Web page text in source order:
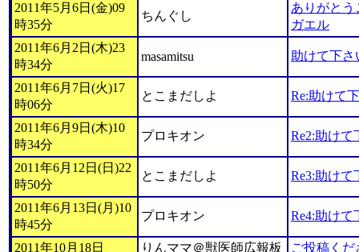
2011年5月6日(金)09
時35分
ちんぐし
ありがと
ガエル
2011年6月2日(木)23
時34分
masamitsu 助けて下さ
2011年6月7日(火)17
時06分
とこまだしよ Re:助けて
2011年6月9日(木)10
時34分
プロキオン Re2:助けて
2011年6月12日(日)22
時50分
とこまだしよ Re3:助けて
2011年6月13日(月)10
時45分
プロキオン Re4:助けて
2011年10月18日 りんママ＠獣医師広報板 ご投稿く